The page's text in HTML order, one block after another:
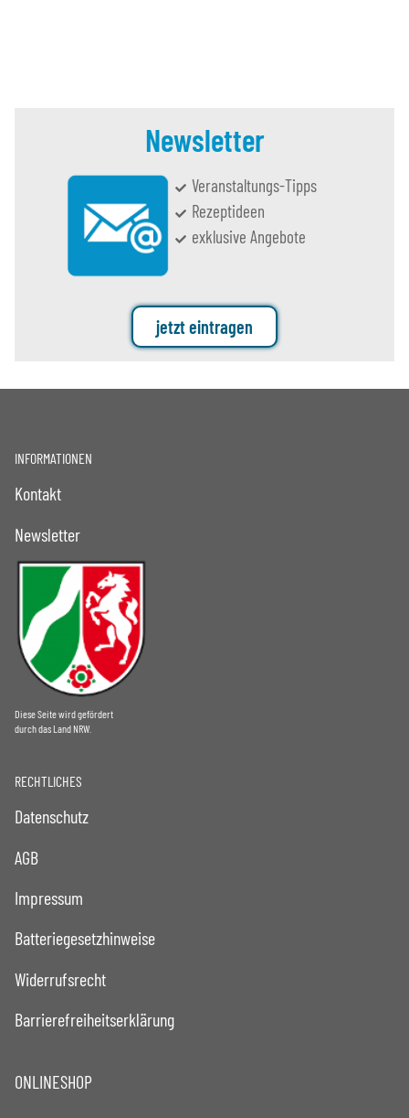
Newsletter
Veranstaltungs-Tipps
Rezeptideen
exklusive Angebote
jetzt eintragen
INFORMATIONEN
Kontakt
Newsletter
Diese Seite wird gefördert
durch das Land NRW.
RECHTLICHES
Datenschutz
AGB
Impressum
Batteriegesetzhinweise
Widerrufsrecht
Barrierefreiheitserklärung
ONLINESHOP